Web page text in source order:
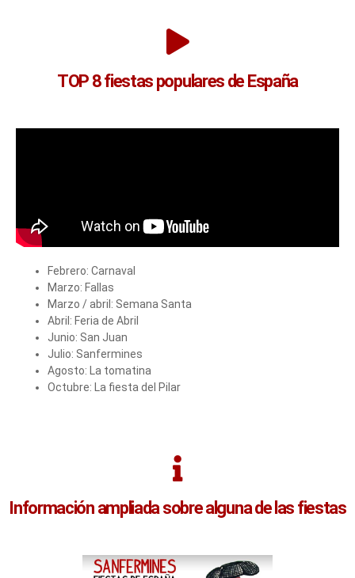
TOP 8 fiestas populares de España
Febrero: Carnaval
Marzo: Fallas
Marzo / abril: Semana Santa
Abril: Feria de Abril
Junio: San Juan
Julio: Sanfermines
Agosto: La tomatina
Octubre: La fiesta del Pilar
Información ampliada sobre alguna de las fiestas